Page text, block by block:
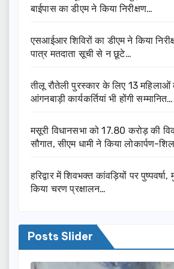
बाईपास का डीएम ने किया निरीक्षण…
एसआईआर शिविरों का डीएम ने किया
पात्र मतदाता सूची से न छूटे…
तीलू रौतेली पुरस्कार के लिए 13
आंगनबाड़ी कार्यकर्तियां भी होंगी सम्मानित…
मसूरी विधानसभा को 17.80 करोड़ की
सौगात, सीएम धामी ने किया लोकार्पण-
हरिद्वार में शिवभक्त कांवड़ियों पर
किया चरण प्रक्षालन…
Posts Slider